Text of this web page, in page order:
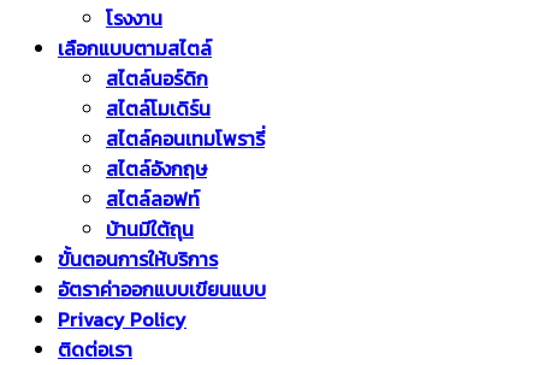
โรงงาน
เลือกแบบตามสไตล์
สไตล์นอร์ดิก
สไตล์โมเดิร์น
สไตล์คอนเทมโพรารี่
สไตล์อังกฤษ
สไตล์ลอฟท์
บ้านมีใต้ถุน
ขั้นตอนการให้บริการ
อัตราค่าออกแบบเขียนแบบ
Privacy Policy
ติดต่อเรา